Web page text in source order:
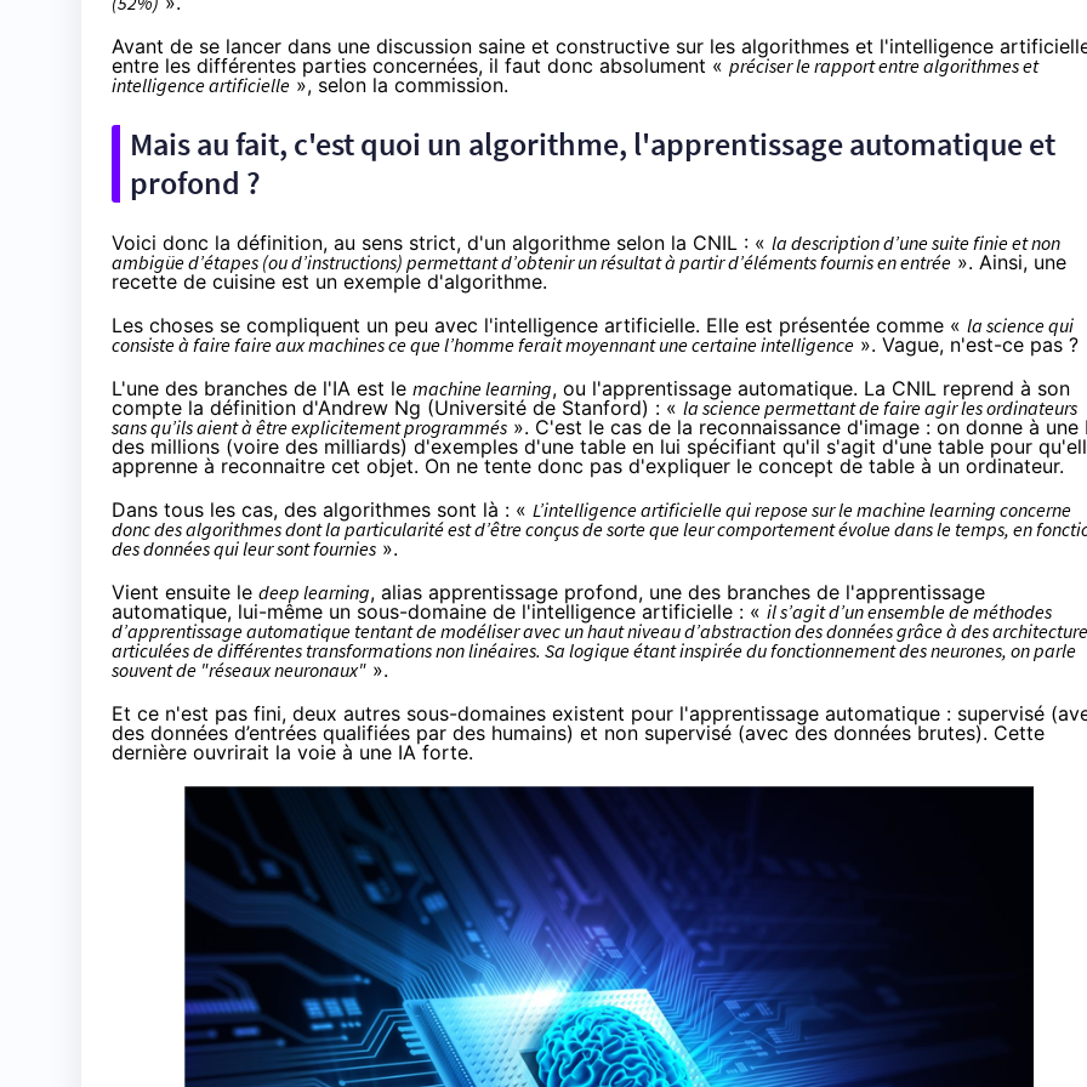
Avant de se lancer dans une discussion saine et constructive sur les algorithmes et l'intelligence
entre les différentes parties concernées, il faut donc absolument « préciser le rapport entre algorithmes et
intelligence artificielle », selon la commission.
Mais au fait, c'est quoi un algorithme, l'apprentissage automatique et
profond ?
Voici donc la définition, au sens strict, d'un algorithme selon la CNIL : « la description d’une suite finie et non
ambigüe d’étapes (ou d’instructions) permettant d’obtenir un résultat à partir d’éléments fournis en entrée ». Ainsi, une
recette de cuisine est un exemple d'algorithme.
Les choses se compliquent un peu avec l'intelligence artificielle. Elle est présentée comme « la science qui
consiste à faire faire aux machines ce que l’homme ferait moyennant une certaine intelligence ». Vague, n'est-ce pas ?
L'une des branches de l'IA est le machine learning, ou l'apprentissage automatique. La CNIL reprend à son
compte la définition d'Andrew Ng (Université de Stanford) : « la science permettant de faire agir les ordinateurs
sans qu’ils aient à être explicitement programmés ». C'est le cas de la reconnaissance d'image : on donne à une
des millions (voire des milliards) d'exemples d'une table en lui spécifiant qu'il s'agit d'une table pour
apprenne à reconnaitre cet objet. On ne tente donc pas d'expliquer le concept de table à un ordinateur.
Dans tous les cas, des algorithmes sont là : « L’intelligence artificielle qui repose sur le machine learning concerne
donc des algorithmes dont la particularité est d’être conçus de sorte que leur comportement évolue dans le temps, en
des données qui leur sont fournies ».
Vient ensuite le deep learning, alias apprentissage profond, une des branches de l'apprentissage
automatique, lui-même un sous-domaine de l'intelligence artificielle : « il s’agit d’un ensemble de méthodes
d’apprentissage automatique tentant de modéliser avec un haut niveau d’abstraction des données grâce à des
articulées de différentes transformations non linéaires. Sa logique étant inspirée du fonctionnement des neurones, on parle
souvent de "réseaux neuronaux" ».
Et ce n'est pas fini, deux autres sous-domaines existent pour l'apprentissage automatique : supervisé
des données d’entrées qualifiées par des humains) et non supervisé (avec des données brutes). Cette
dernière ouvrirait la voie à une IA forte.